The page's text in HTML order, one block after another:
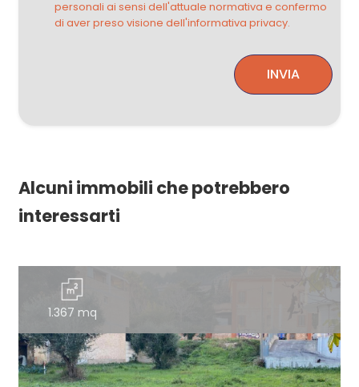
personali ai sensi dell'attuale normativa e confermo
di aver preso visione dell'informativa privacy.
INVIA
Alcuni immobili che potrebbero
interessarti
1.367 mq